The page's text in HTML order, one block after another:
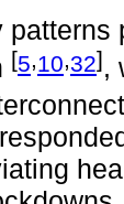
[5,10,32],